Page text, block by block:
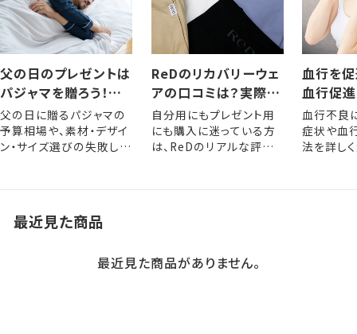
父の日のプレゼントは
パジャマを贈ろう！選
び方やおすすめアイテ
ム
父の日に贈るパジャマの
予算相場や、素材・デザイ
ン・サイズ選びの失敗しな
ReDのリカバリーウェ
アの口コミは？実際に
着用した人の評判・レ
ビュー
自分用にもプレゼント用
にも購入に迷っている方
は、ReDのリアルな評判
血行を
血行促
きるメリ
な方法
血行不良
症状や血
法を詳し
最近見た商品
最近見た商品がありません。